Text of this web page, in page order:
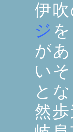
伊
ジ
が
い
と
然